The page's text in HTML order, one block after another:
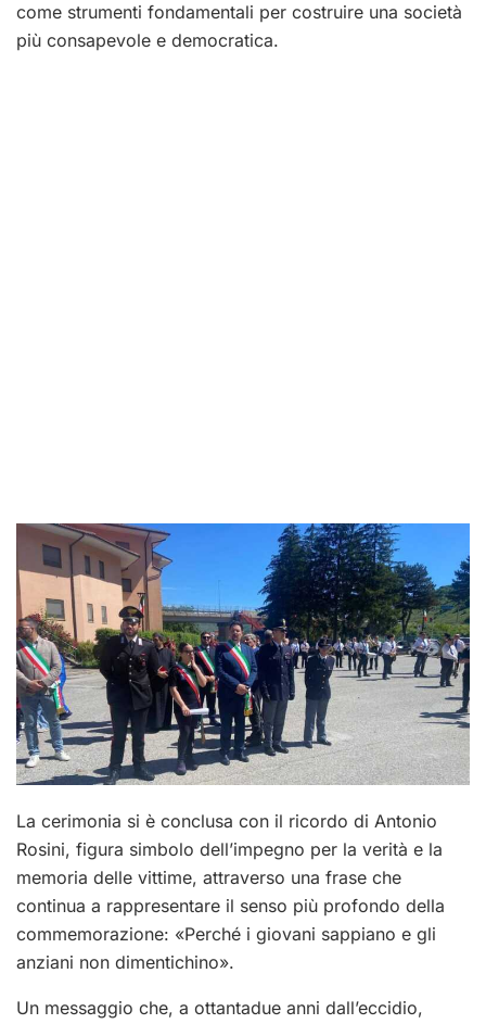
come strumenti fondamentali per costruire una società
più consapevole e democratica.
La cerimonia si è conclusa con il ricordo di Antonio
Rosini, figura simbolo dell’impegno per la verità e la
memoria delle vittime, attraverso una frase che
continua a rappresentare il senso più profondo della
commemorazione: «Perché i giovani sappiano e gli
anziani non dimentichino».
Un messaggio che, a ottantadue anni dall’eccidio,